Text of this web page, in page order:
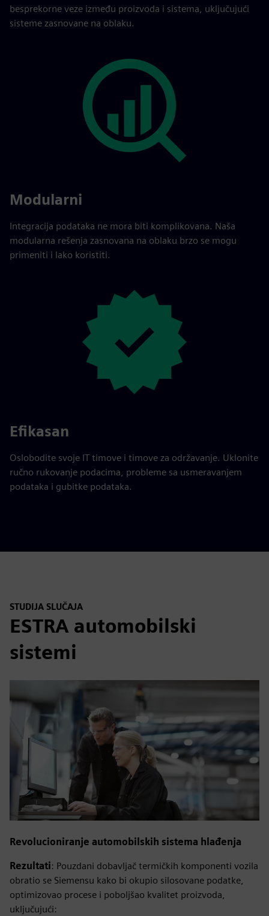
besprekorne veze između proizvoda i sistema, uključujući
sisteme zasnovane na oblaku.
Modularni
Integracija podataka ne mora biti komplikovana. Naša
modularna rešenja zasnovana na oblaku brzo se mogu
primeniti i lako koristiti.
Efikasan
Oslobodite svoje IT timove i timove za održavanje. Uklonite
ručno rukovanje podacima, probleme sa usmeravanjem
podataka i gubitke podataka.
STUDIJA SLUČAJA
ESTRA automobilski
sistemi
Revolucioniranje automobilskih sistema hlađenja
Rezultati: Pouzdani dobavljač termičkih komponenti vozila
obratio se Siemensu kako bi okupio silosovane podatke,
optimizovao procese i poboljšao kvalitet proizvoda,
uključujući: